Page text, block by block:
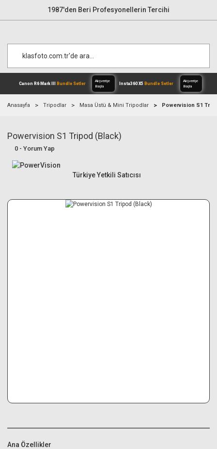
1987'den Beri Profesyonellerin Tercihi
Canon R6 Mark III Bundle Setler
Anasayfa Tripodlar Masa Üstü & Mini Tripodlar Powervision S1
Powervision S1 Tripod (Black)
0 - Yorum Yap
Türkiye Yetkili Satıcısı
Ana Özellikler